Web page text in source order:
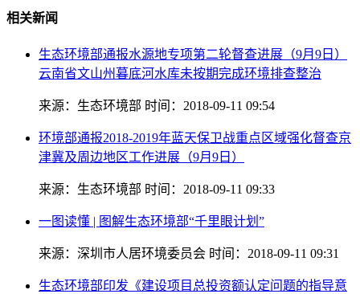
相关新闻
生态环境部通报水源地专项第二轮督查进展（9月9日）
云南省文山州暮底河水库未按期完成环境排查整治
来源：生态环境部 时间：2018-09-11 09:54
环境部通报2018-2019年蓝天保卫战重点区域强化督查京
津冀及周边地区工作进展（9月9日）
来源：生态环境部 时间：2018-09-11 09:33
一图读懂 | 图解生态环境部“千里眼计划”
来源：深圳市人居环境委员会 时间：2018-09-11 09:31
生态环境部印发《建设项目总投资额认定问题的指导意